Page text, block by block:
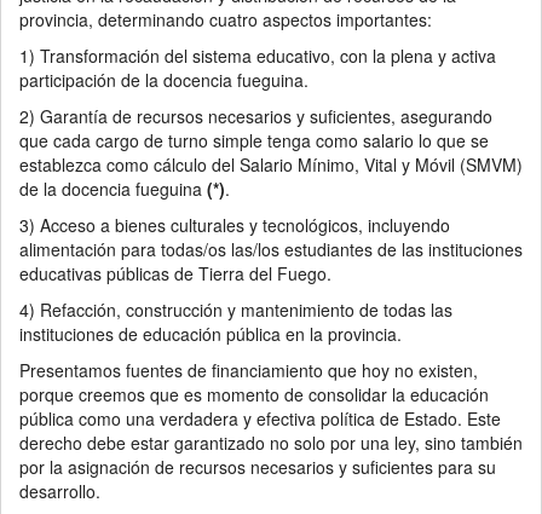
provincia, determinando cuatro aspectos importantes:
1) Transformación del sistema educativo, con la plena y activa
participación de la docencia fueguina.
2) Garantía de recursos necesarios y suficientes, asegurando
que cada cargo de turno simple tenga como salario lo que se
establezca como cálculo del Salario Mínimo, Vital y Móvil (SMVM)
de la docencia fueguina (*).
3) Acceso a bienes culturales y tecnológicos, incluyendo
alimentación para todas/os las/los estudiantes de las instituciones
educativas públicas de Tierra del Fuego.
4) Refacción, construcción y mantenimiento de todas las
instituciones de educación pública en la provincia.
Presentamos fuentes de financiamiento que hoy no existen,
porque creemos que es momento de consolidar la educación
pública como una verdadera y efectiva política de Estado. Este
derecho debe estar garantizado no solo por una ley, sino también
por la asignación de recursos necesarios y suficientes para su
desarrollo.